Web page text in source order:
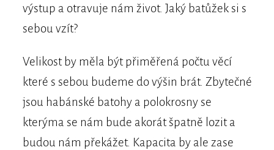
výstup a otravuje nám život. Jaký batůžek si s
sebou vzít?
Velikost by měla být přiměřená počtu věcí
které s sebou budeme do výšin brát. Zbytečné
jsou habánské batohy a polokrosny se
kterýma se nám bude akorát špatně lozit a
budou nám překážet. Kapacita by ale zase